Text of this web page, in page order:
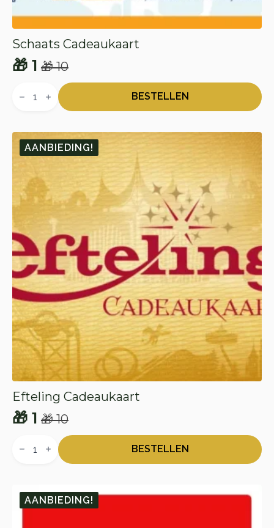
Schaats Cadeaukaart
🎁10
Oorspronkelijke
prijs
🎁 10.
🎁 1
Huidige
prijs
🎁 1.
Cadeaukaart
BESTELLEN
AANBIEDING!
Efteling Cadeaukaart
🎁10
Oorspronkelijke
prijs
🎁 1
Huidige
prijs
Cadeaukaart
BESTELLEN
AANBIEDING!